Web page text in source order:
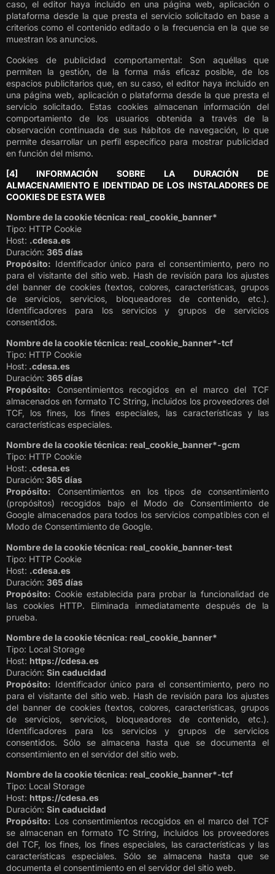
caso, el editor haya incluido en una página web, aplicación o
plataforma desde la que presta el servicio solicitado en base a
criterios como el contenido editado o la frecuencia en la que se
muestran los anuncios.
Cookies de publicidad comportamental: Son aquéllas que
permiten la gestión, de la forma más eficaz posible, de los
espacios publicitarios que, en su caso, el editor haya incluido en
una página web, aplicación o plataforma desde la que presta el
servicio solicitado. Estas cookies almacenan información del
comportamiento de los usuarios obtenida a través de la
observación continuada de sus hábitos de navegación, lo que
permite desarrollar un perfil específico para mostrar publicidad
en función del mismo.
[4] INFORMACIÓN SOBRE LA DURACIÓN DE
ALMACENAMIENTO E IDENTIDAD DE LOS INSTALADORES DE
COOKIES DE ESTA WEB
Nombre de la cookie técnica: real_cookie_banner*
Tipo: HTTP Cookie
Host: .cdesa.es
Duración: 365 días
Propósito: Identificador único para el consentimiento, pero no
para el visitante del sitio web. Hash de revisión para los ajustes
del banner de cookies (textos, colores, características, grupos
de servicios, servicios, bloqueadores de contenido, etc.).
Identificadores para los servicios y grupos de servicios
consentidos.
Nombre de la cookie técnica: real_cookie_banner*-tcf
Tipo: HTTP Cookie
Host: .cdesa.es
Duración: 365 días
Propósito: Consentimientos recogidos en el marco del TCF
almacenados en formato TC String, incluidos los proveedores del
TCF, los fines, los fines especiales, las características y las
características especiales.
Nombre de la cookie técnica: real_cookie_banner*-gcm
Tipo: HTTP Cookie
Host: .cdesa.es
Duración: 365 días
Propósito: Consentimientos en los tipos de consentimiento
(propósitos) recogidos bajo el Modo de Consentimiento de
Google almacenados para todos los servicios compatibles con el
Modo de Consentimiento de Google.
Nombre de la cookie técnica: real_cookie_banner-test
Tipo: HTTP Cookie
Host: .cdesa.es
Duración: 365 días
Propósito: Cookie establecida para probar la funcionalidad de
las cookies HTTP. Eliminada inmediatamente después de la
prueba.
Nombre de la cookie técnica: real_cookie_banner*
Tipo: Local Storage
Host: https://cdesa.es
Duración: Sin caducidad
Propósito: Identificador único para el consentimiento, pero no
para el visitante del sitio web. Hash de revisión para los ajustes
del banner de cookies (textos, colores, características, grupos
de servicios, servicios, bloqueadores de contenido, etc.).
Identificadores para los servicios y grupos de servicios
consentidos. Sólo se almacena hasta que se documenta el
consentimiento en el servidor del sitio web.
Nombre de la cookie técnica: real_cookie_banner*-tcf
Tipo: Local Storage
Host: https://cdesa.es
Duración: Sin caducidad
Propósito: Los consentimientos recogidos en el marco del TCF
se almacenan en formato TC String, incluidos los proveedores
del TCF, los fines, los fines especiales, las características y las
características especiales. Sólo se almacena hasta que se
documenta el consentimiento en el servidor del sitio web.